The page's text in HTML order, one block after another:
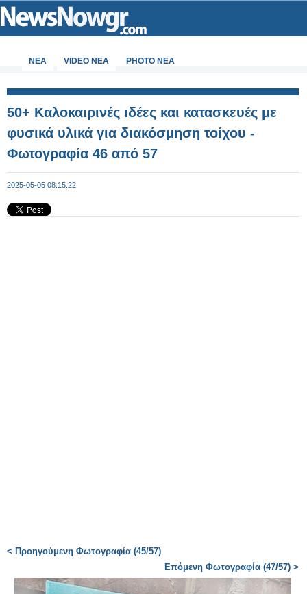
ΝΕΑ VIDEO NEA PHOTO NEA
50+ Καλοκαιρινές ιδέες και κατασκευές με
φυσικά υλικά για διακόσμηση τοίχου -
Φωτογραφία 46 από 57
2025-05-05 08:15:22
< Προηγούμενη Φωτογραφία (45/57)
Επόμενη Φωτογραφία (47/57) >